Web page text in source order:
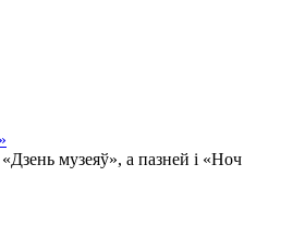
музеяў», а пазней і «Ноч